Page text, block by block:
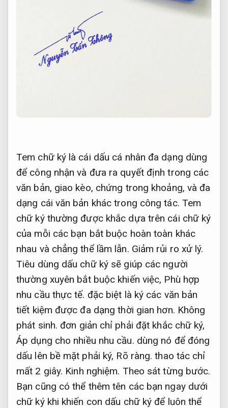
Tem chữ ký là cái dấu cá nhân đa dạng dùng
để công nhận và đưa ra quyết định trong các
văn bản, giao kèo, chứng trong khoảng, và đa
dạng cái văn bản khác trong công tác. Tem
chữ ký thường được khắc dựa trên cái chữ ký
của mỗi các bạn bắt buộc hoàn toàn khác
nhau và chẳng thể lầm lẫn. Giảm rủi ro xử lý.
Tiêu dùng dấu chữ ký sẽ giúp các người
thường xuyên bắt buộc khiến việc, Phù hợp
nhu cầu thực tế. đặc biệt là ký các văn bản
tiết kiệm được đa dạng thời gian hơn. Không
phát sinh. đơn giản chỉ phải đặt khắc chữ ký,
Áp dụng cho nhiều nhu cầu. dùng nó để đóng
dấu lên bề mặt phải ký, Rõ ràng. thao tác chỉ
mất 2 giây. Kinh nghiệm. Theo sát từng bước.
Bạn cũng có thể thêm tên các bạn ngay dưới
chữ ký khi khiến con dấu chữ ký để luôn thể